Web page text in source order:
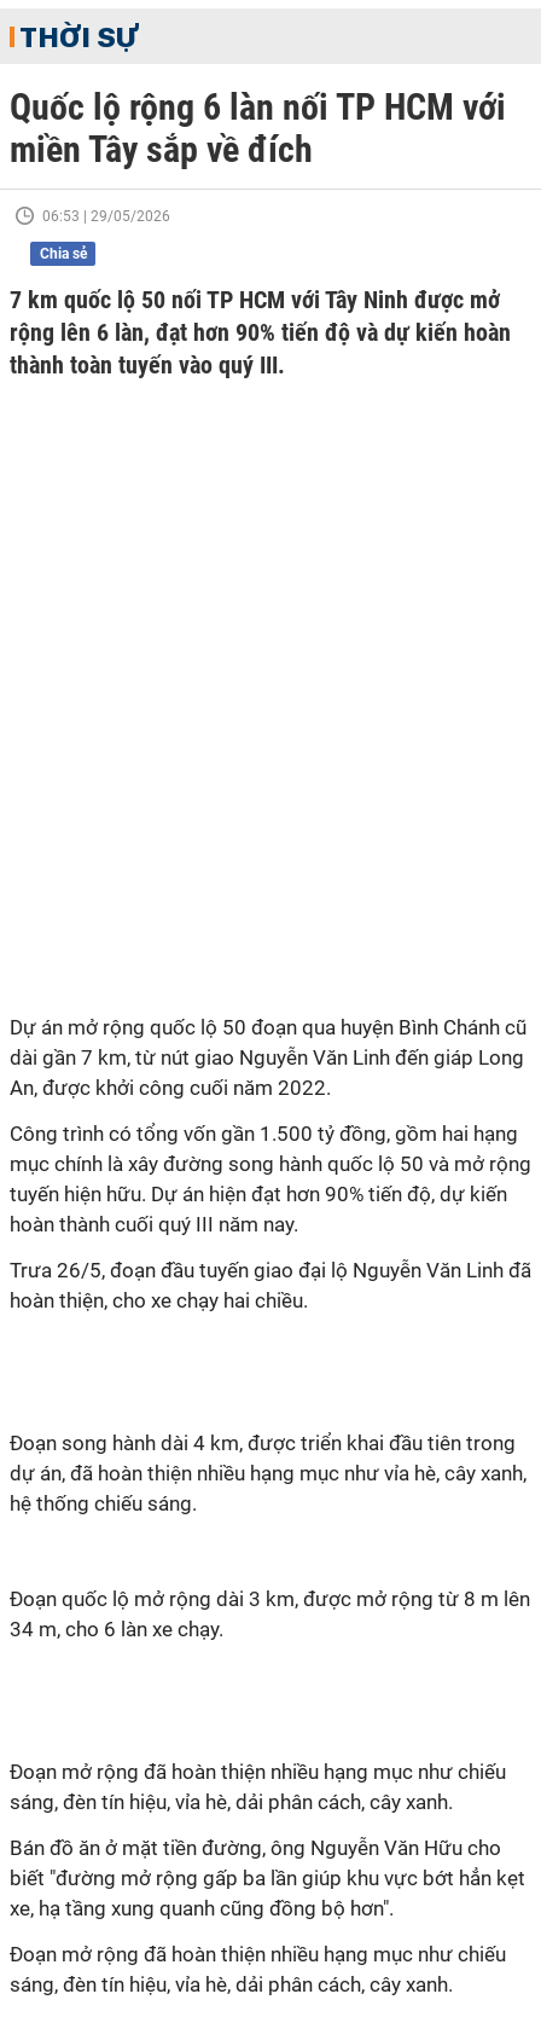
THỜI SỰ
Quốc lộ rộng 6 làn nối TP HCM với
miền Tây sắp về đích
06:53 | 29/05/2026
Chia sẻ
7 km quốc lộ 50 nối TP HCM với Tây Ninh được mở
rộng lên 6 làn, đạt hơn 90% tiến độ và dự kiến hoàn
thành toàn tuyến vào quý III.
Dự án mở rộng quốc lộ 50 đoạn qua huyện Bình Chánh cũ
dài gần 7 km, từ nút giao Nguyễn Văn Linh đến giáp Long
An, được khởi công cuối năm 2022.
Công trình có tổng vốn gần 1.500 tỷ đồng, gồm hai hạng
mục chính là xây đường song hành quốc lộ 50 và mở rộng
tuyến hiện hữu. Dự án hiện đạt hơn 90% tiến độ, dự kiến
hoàn thành cuối quý III năm nay.
Trưa 26/5, đoạn đầu tuyến giao đại lộ Nguyễn Văn Linh đã
hoàn thiện, cho xe chạy hai chiều.
Đoạn song hành dài 4 km, được triển khai đầu tiên trong
dự án, đã hoàn thiện nhiều hạng mục như vỉa hè, cây xanh,
hệ thống chiếu sáng.
Đoạn quốc lộ mở rộng dài 3 km, được mở rộng từ 8 m lên
34 m, cho 6 làn xe chạy.
Đoạn mở rộng đã hoàn thiện nhiều hạng mục như chiếu
sáng, đèn tín hiệu, vỉa hè, dải phân cách, cây xanh.
Bán đồ ăn ở mặt tiền đường, ông Nguyễn Văn Hữu cho
biết "đường mở rộng gấp ba lần giúp khu vực bớt hẳn kẹt
xe, hạ tầng xung quanh cũng đồng bộ hơn".
Đoạn mở rộng đã hoàn thiện nhiều hạng mục như chiếu
sáng, đèn tín hiệu, vỉa hè, dải phân cách, cây xanh.